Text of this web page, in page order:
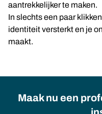
aantrekkelijker te maken.
In slechts een paar
identiteit versterkt en je
maakt.
Maak nu een